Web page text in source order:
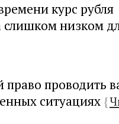
курс рубля
слишком низком
право проводить
ситуациях {